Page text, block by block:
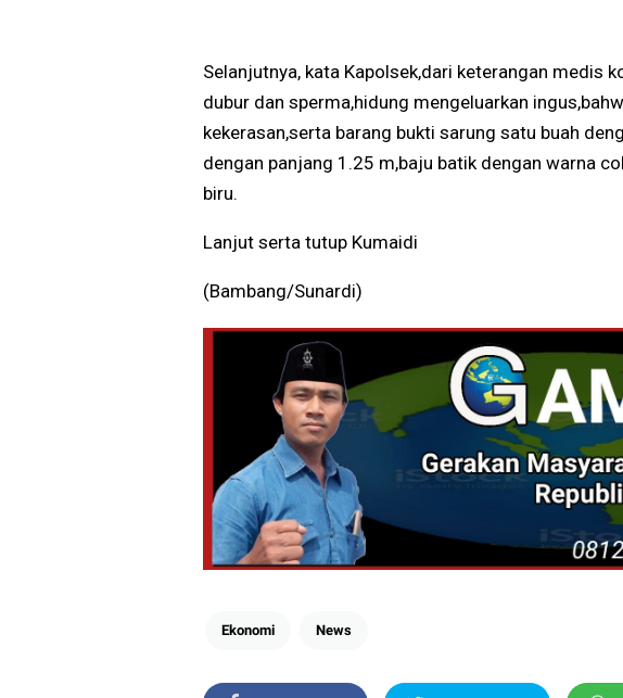
Selanjutnya, kata Kapolsek,dari keterangan medis
dubur dan sperma,hidung mengeluarkan
kekerasan,serta barang bukti sarung satu buah
dengan panjang 1.25 m,baju batik dengan warna
biru.
Lanjut serta tutup Kumaidi
(Bambang/Sunardi)
Ekonomi News